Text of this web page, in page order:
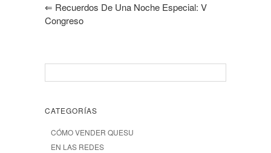
⇐ Recuerdos De Una Noche Especial: V
Congreso
CATEGORÍAS
CÓMO VENDER QUESU
EN LAS REDES